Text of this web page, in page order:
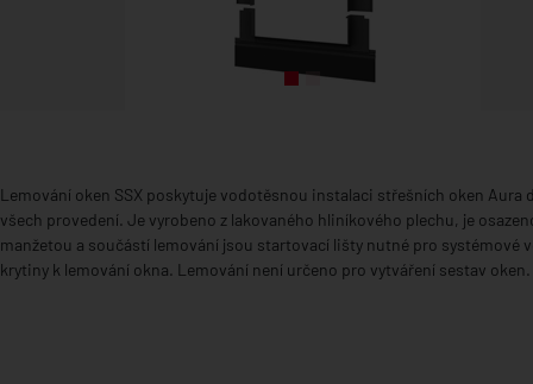
Lemování oken SSX poskytuje vodotěsnou instalaci střešních oken Aura
všech provedení. Je vyrobeno z lakovaného hliníkového plechu, je
manžetou a součástí lemování jsou startovací lišty nutné pro systémové
krytiny k lemování okna. Lemování není určeno pro vytváření sestav oken.